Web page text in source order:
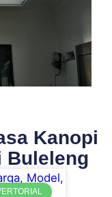
Kanopi
Buleleng